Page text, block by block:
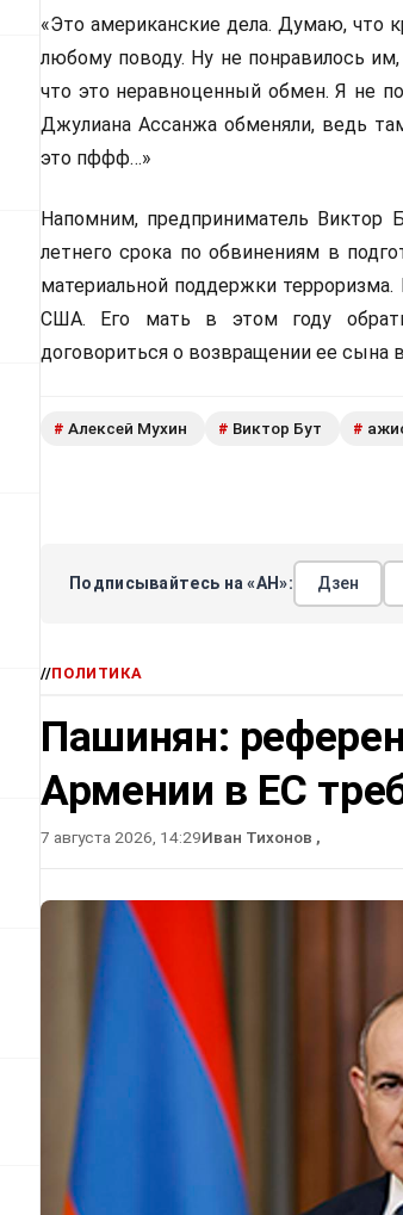
«Это американские дела. Думаю, что
любому поводу. Ну не понравилось
что это неравноценный обмен. Я не
Джулиана Ассанжа обменяли, ведь
это пффф…»
Напомним, предприниматель
летнего срока по обвинениям в
материальной поддержки
США. Его мать в этом году
договориться о возвращении ее сына
# Алексей Мухин # Виктор Бут #
Подписывайтесь на «АН»: Дзен
//ПОЛИТИКА
Пашинян:
Армении в ЕС
7 августа 2026, 14:29Иван Тихонов ,